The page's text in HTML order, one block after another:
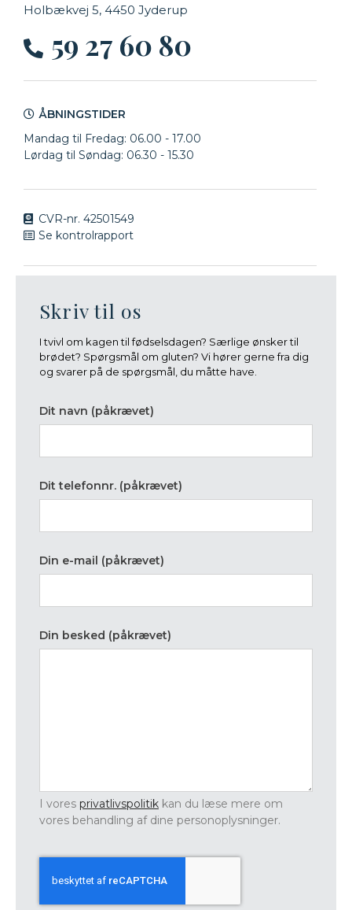
Holbækvej 5, 4450 Jyderup
59 27 60 80
ÅBNINGSTIDER
Mandag til Fredag: 06.00 - 17.00
Lørdag til Søndag: 06.30 - 15.30
CVR-nr. 42501549
Se kontrolrapport
Skriv til os
I tvivl om kagen til fødselsdagen? Særlige ønsker til
brødet? Spørgsmål om gluten? Vi hører gerne fra dig
og svarer på de spørgsmål, du måtte have.
Dit navn (påkrævet)
Dit telefonnr. (påkrævet)
Din e-mail (påkrævet)
Din besked (påkrævet)
I vores privatlivspolitik kan du læse mere om
vores behandling af dine personoplysninger.